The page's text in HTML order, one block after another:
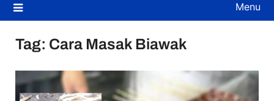
Menu
Tag: Cara Masak Biawak